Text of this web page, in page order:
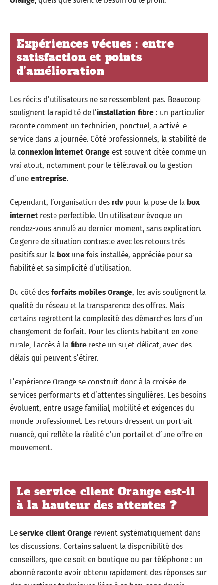
Expériences vécues : entre
satisfaction et points
d’amélioration
Les récits d’utilisateurs ne se ressemblent pas. Beaucoup
soulignent la rapidité de l’installation fibre: un particulier
raconte comment un technicien, ponctuel, a activé le
service dans la journée. Côté professionnels, la stabilité de
laconnexion internet Orangeest souvent citée comme un
vrai atout, notamment pour le télétravail ou la gestion
d’uneentreprise.
Cependant, l’organisation desrdv pour la pose de la box
internet reste perfectible. Un utilisateur évoque un
rendez-vous annulé au dernier moment, sans explication.
Ce genre de situation contraste avec les retours très
positifs sur la box une fois installée, appréciée pour sa
fiabilité et sa simplicité d’utilisation.
Du côté desforfaits mobiles Orange, les avis soulignent la
qualité du réseau et la transparence des offres. Mais
certains regrettent la complexité des démarches lors d’un
changement de forfait. Pour les clients habitant en zone
rurale, l’accès à lafibre reste un sujet délicat, avec des
délais qui peuvent s’étirer.
L’expérience Orange se construit donc à la croisée de
services performants et d’attentes singulières. Les besoins
évoluent, entre usage familial, mobilité et exigences du
monde professionnel. Les retours dressent un portrait
nuancé, qui reflète la réalité d’un portail et d’une offre en
mouvement.
Le service client Orange est-il
à la hauteur des attentes ?
Leservice client Orange revient systématiquement dans
les discussions. Certains saluent la disponibilité des
conseillers, que ce soit en boutique ou par téléphone : un
abonné raconte avoir obtenu rapidement des réponses sur